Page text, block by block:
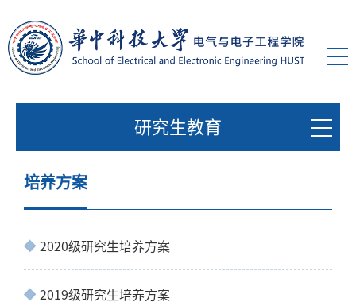
研究生教育
培养方案
2020级研究生培养方案
2019级研究生培养方案